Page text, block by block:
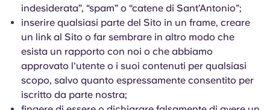
indesiderata”, “spam” o “catene di Sant’Antonio”;
inserire qualsiasi parte del Sito in un frame, creare
un link al Sito o far sembrare in altro modo che
esista un rapporto con noi o che abbiamo
approvato l'utente o i suoi contenuti per qualsiasi
scopo, salvo quanto espressamente consentito per
iscritto da parte nostra;